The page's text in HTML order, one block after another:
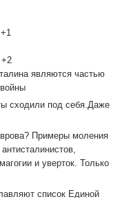
являются частью
сходили под себя.Даже
Примеры моления
и уверток. Только
список Единой
интересы Путина